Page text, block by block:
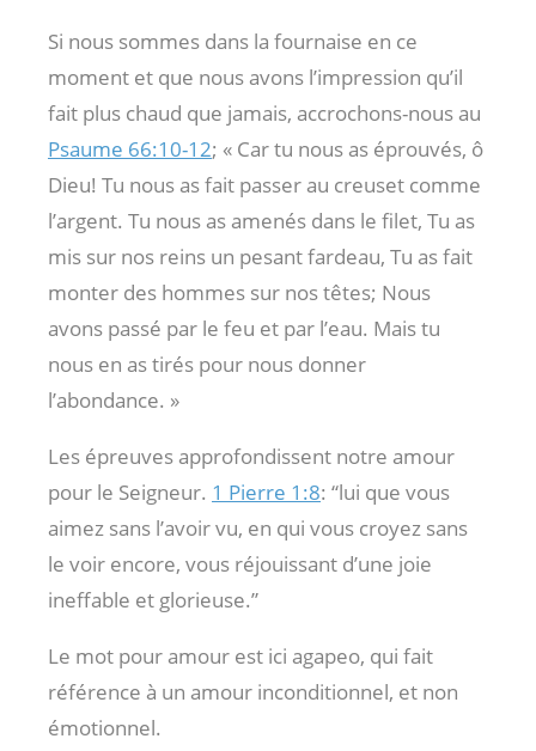
Si nous sommes dans la fournaise en ce
moment et que nous avons l’impression qu’il
fait plus chaud que jamais, accrochons-nous au
Psaume 66:10-12; « Car tu nous as éprouvés, ô
Dieu! Tu nous as fait passer au creuset comme
l’argent. Tu nous as amenés dans le filet, Tu as
mis sur nos reins un pesant fardeau, Tu as fait
monter des hommes sur nos têtes; Nous
avons passé par le feu et par l’eau. Mais tu
nous en as tirés pour nous donner
l’abondance. »
Les épreuves approfondissent notre amour
pour le Seigneur. 1 Pierre 1:8: “lui que vous
aimez sans l’avoir vu, en qui vous croyez sans
le voir encore, vous réjouissant d’une joie
ineffable et glorieuse.”
Le mot pour amour est ici agapeo, qui fait
référence à un amour inconditionnel, et non
émotionnel.